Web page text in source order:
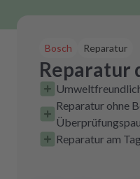
Bosch Reparatur
Reparatur
Reparatur ohne
Reparatur am